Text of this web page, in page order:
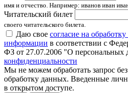
имя и отчество. Например: иванов иван
Читательский билет
своего читательского билета.
Даю свое согласие на
информации в соответствии с
ФЗ от 27.07.2006 "О персональных
конфиденциальности
Мы не можем обработать запрос
обработку данных. Введенные
в открытом доступе.